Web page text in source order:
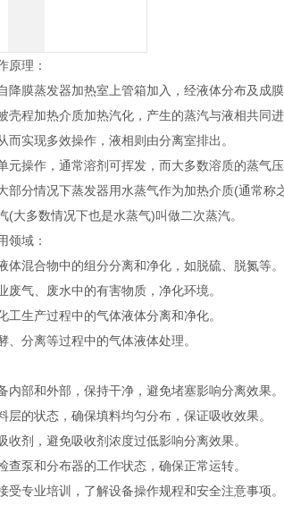
原理：
膜蒸发器加热室上管箱加入，经液体分布及成
壳程加热介质加热汽化，产生的蒸汽与液相共同
而实现多效操作，液相则由分离室排出。
操作，通常溶剂可挥发，而大多数溶质的蒸气
部分情况下蒸发器用水蒸气作为加热介质(通常
(大多数情况下也是水蒸气)叫做二次蒸汽。
领域：
体混合物中的组分分离和净化，如脱硫、脱氮等。
废气、废水中的有害物质，净化环境。
工生产过程中的气体液体分离和净化。
、分离等过程中的气体液体处理。
内部和外部，保持干净，避免堵塞影响分离效果。
层的状态，确保填料均匀分布，保证吸收效果。
收剂，避免吸收剂浓度过低影响分离效果。
查泵和分布器的工作状态，确保正常运转。
受专业培训，了解设备操作规程和安全注意事项。